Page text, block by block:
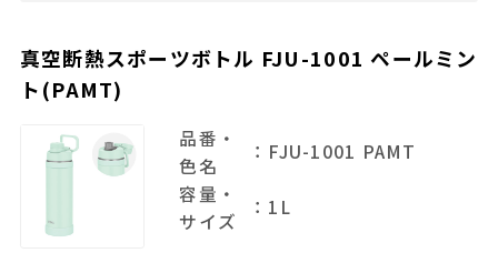
真空断熱スポーツボトル FJU-1001 ペールミン
ト(PAMT)
品番・
色名
：FJU-1001 PAMT
容量・
サイズ
：1L